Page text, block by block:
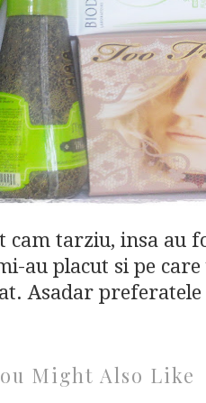
cam tarziu, insa au
au placut si pe
Asadar
Might Also Like